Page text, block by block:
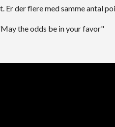
Er der flere med samme antal
the odds be in your favor"